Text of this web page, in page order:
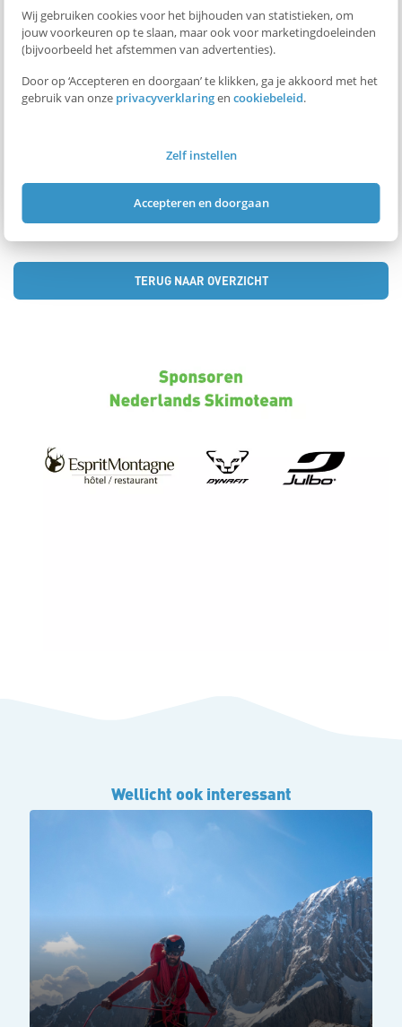
Wij gebruiken cookies voor het bijhouden van statistieken, om
jouw voorkeuren op te slaan, maar ook voor marketingdoeleinden
(bijvoorbeeld het afstemmen van advertenties).
Door op ‘Accepteren en doorgaan’ te klikken, ga je akkoord met het
gebruik van onze privacyverklaringencookiebeleid.
Zelf instellen
Accepteren en doorgaan
zal er ook volop worden getraind op race ski’s. Alles om de
atleten klaar te maken voor komende
skimountaineeringseizoen.
Op 29 januari 2023 vindt in het Zwitserse Rothwald het NK
de kans te laten zien wat ze kunnen.
TERUG NAAR OVERZICHT
Wellicht ook interessant